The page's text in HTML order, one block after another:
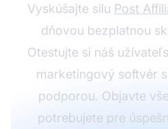
Vyskúšajte silu Post
dňovou bezplatnou
Otestujte si náš
marketingový softvér
podporou. Objavte
potrebujete pre